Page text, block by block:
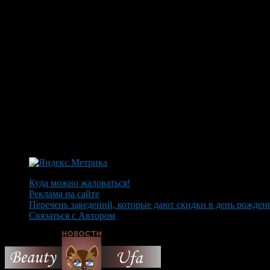
Куда можно жаловаться!
Реклама на сайте
Перечень заведений, которые дают скидки в день
Связаться с Автором